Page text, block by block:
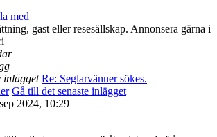
med
gast eller resesällskap. Annonsera gärna i
inlägget Re: Seglarvänner sökes.
Gå till det senaste inlägget
2024, 10:29